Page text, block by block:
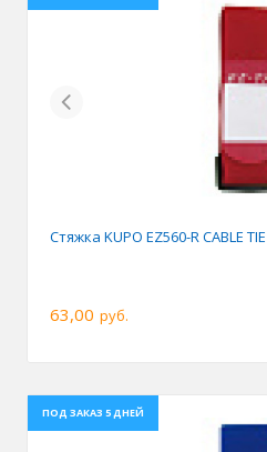
Previous
Стяжка KUPO EZ560-R CABLE
63,00 руб.
ПОД ЗАКАЗ 5 ДНЕЙ